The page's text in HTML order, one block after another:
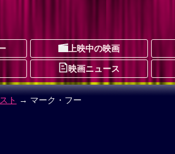
上映中の映画
映画ニュース
ト → マーク・フー